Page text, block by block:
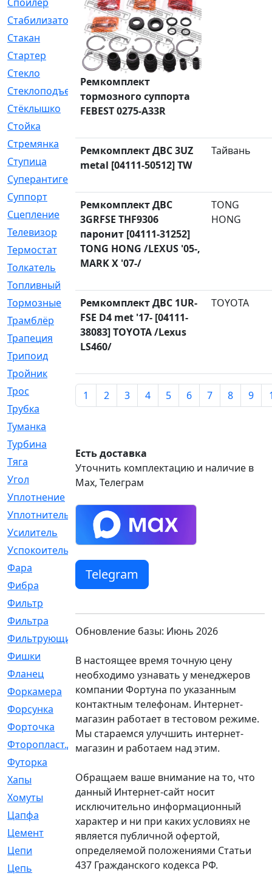
Спойлер
[29]
Стабилизатор
[596]
Стакан
[7]
Стартер
[176]
Стекло
[11]
Стеклоподъемник
[12]
Стёклышко
[20]
Стойка
Стремянка
Ступица
[775]
Суперантигель
Суппорт
[198]
Сцепление
[1]
Телевизор
[13]
Термостат
[323]
Толкатель
[4]
Топливный
Тормозные
[57]
Трамблёр
[54]
Трапеция
[2]
Трипоид
Тройник
[1]
Трос
[500]
Трубка
[39]
Туманка
Турбина
Тяга
[1264]
Угол
[2]
Уплотнение
Уплотнитель
[13]
Усилитель
[20]
Успокоитель
Фара
Фибра
[10]
Фильтр
Фильтра
Фильтрующий
[7]
Фишки
[1]
Фланец
[10]
Форкамера
[5]
Форсунка
[31]
Форточка
[2]
Фторопласт.добавка
[9]
Футорка
Хапы
[31]
Хомуты
[19]
Цапфа
Цемент
[1]
Цепи
[314]
Цепь
[171]
Ремкомплект
тормозного суппорта
FEBEST 0275-A33R
Ремкомплект ДВС 3UZ
metal [04111-50512] TW
Тайвань
Ремкомплект ДВС
3GRFSE THF9306
паронит [04111-31252]
TONG HONG /LEXUS '05-,
MARK X '07-/
TONG
HONG
Ремкомплект ДВС 1UR-
FSE D4 met '17- [04111-
38083] TOYOTA /Lexus
LS460/
TOYOTA
1 2 3 4 5 6 7 8 9
Есть доставка
Уточнить комплектацию и наличие в
Max, Телеграм
Telegram
Обновление базы: Июнь 2026
В настоящее время точную цену
необходимо узнавать у менеджеров
компании Фортуна по указанным
контактным телефонам. Интернет-
магазин работает в тестовом режиме.
Мы стараемся улучшить интернет-
магазин и работаем над этим.
Обращаем ваше внимание на то, что
данный Интернет-сайт носит
исключительно информационный
характер и ни при каких условиях не
является публичной офертой,
определяемой положениями Статьи
437 Гражданского кодекса РФ.